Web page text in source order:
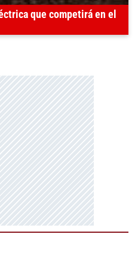
que competirá en el